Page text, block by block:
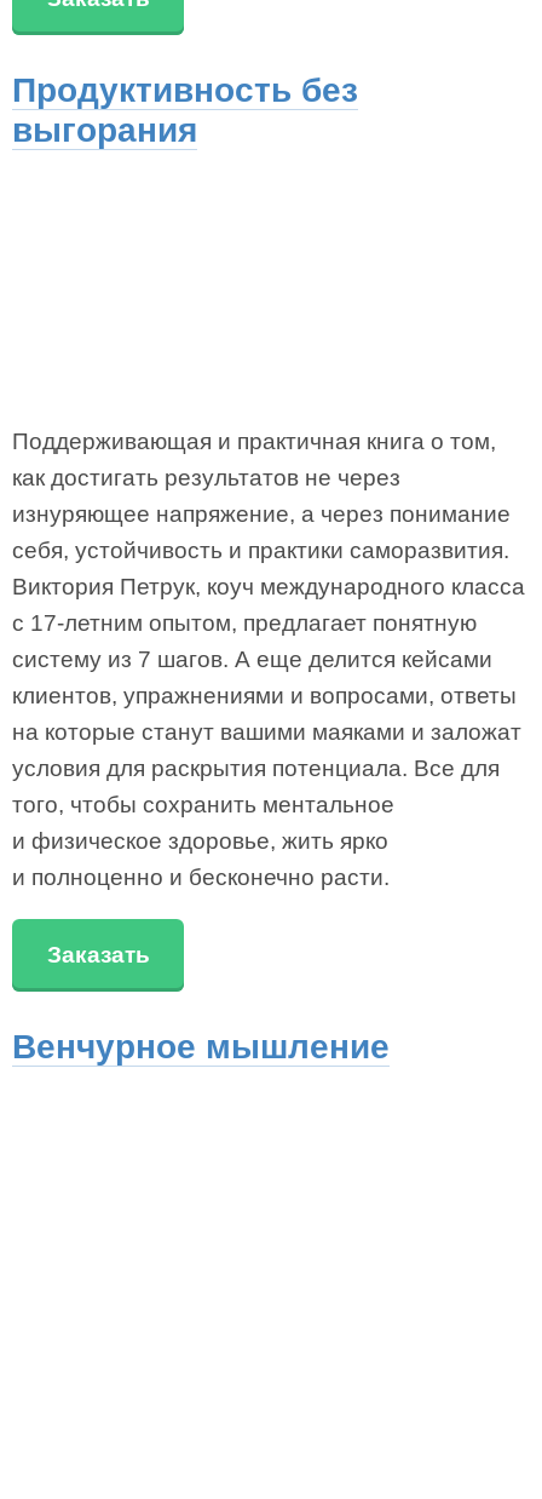
Продуктивность без
выгорания
Поддерживающая и практичная книга о том,
как достигать результатов не через
изнуряющее напряжение, а через понимание
себя, устойчивость и практики саморазвития.
Виктория Петрук, коуч международного класса
с 17-летним опытом, предлагает понятную
систему из 7 шагов. А еще делится кейсами
клиентов, упражнениями и вопросами, ответы
на которые станут вашими маяками и заложат
условия для раскрытия потенциала. Все для
того, чтобы сохранить ментальное
и физическое здоровье, жить ярко
и полноценно и бесконечно расти.
Заказать
Венчурное мышление